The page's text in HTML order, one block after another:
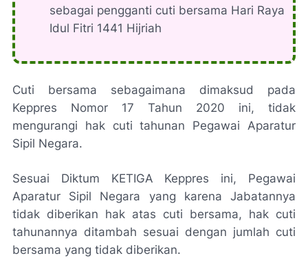
sebagai pengganti cuti bersama Hari Raya
Idul Fitri 1441 Hijriah
Cuti bersama sebagaimana dimaksud pada
Keppres Nomor 17 Tahun 2020 ini, tidak
mengurangi hak cuti tahunan Pegawai Aparatur
Sipil Negara.
Sesuai Diktum KETIGA Keppres ini, Pegawai
Aparatur Sipil Negara yang karena Jabatannya
tidak diberikan hak atas cuti bersama, hak cuti
tahunannya ditambah sesuai dengan jumlah cuti
bersama yang tidak diberikan.